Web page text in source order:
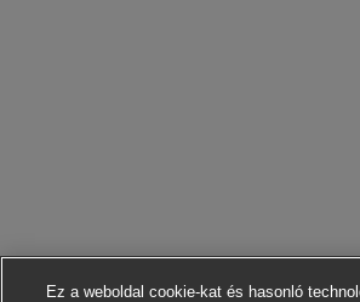
Ez a weboldal cookie-kat és hasonló